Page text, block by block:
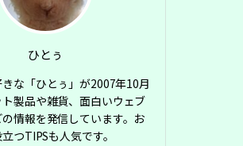
ひとぅ
な「ひとぅ」が2007年10月
製品や雑貨、面白いウェブ
情報を発信しています。お
つTIPSも人気です。